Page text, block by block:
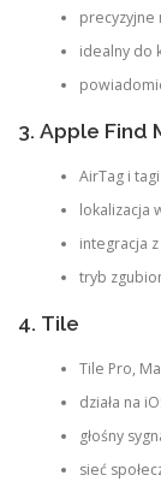
precyzyjne
idealny do
3. Apple Find
AirTag i
lokalizacja
integracja
tryb
4. Tile
Tile Pro,
działa na
głośny
sieć